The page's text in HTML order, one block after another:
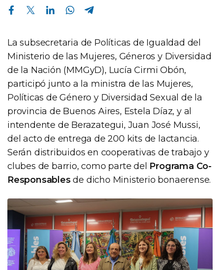
Compartir en Facebook Compartir en Twitter Compartir en Linkedin Compartir en Whatsapp
La subsecretaria de Políticas de Igualdad del
Ministerio de las Mujeres, Géneros y Diversidad
de la Nación (MMGyD), Lucía Cirmi Obón,
participó junto a la ministra de las Mujeres,
Políticas de Género y Diversidad Sexual de la
provincia de Buenos Aires, Estela Díaz, y al
intendente de Berazategui, Juan José Mussi,
del acto de entrega de 200 kits de lactancia.
Serán distribuidos en cooperativas de trabajo y
clubes de barrio, como parte del Programa Co-
Responsablesde dicho Ministerio bonaerense.